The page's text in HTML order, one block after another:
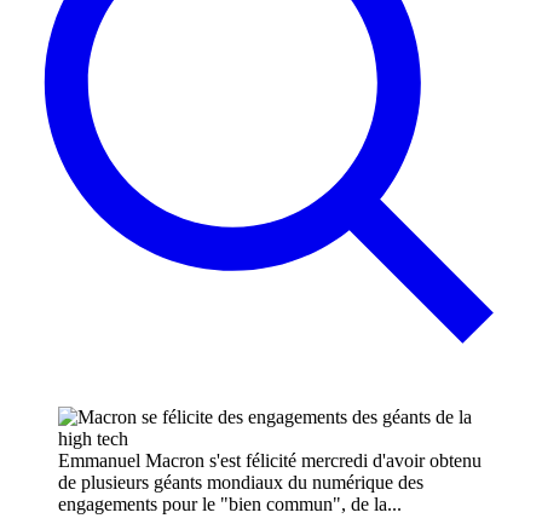
Emmanuel Macron s'est félicité mercredi d'avoir obtenu
de plusieurs géants mondiaux du numérique des
engagements pour le "bien commun", de la...